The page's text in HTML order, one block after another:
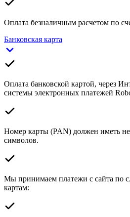
Оплата безналичным расчетом по
Банковская карта
Оплата банковской картой, через
системы электронных платежей
Номер карты (PAN) должен иметь
символов.
Мы принимаем платежи с сайта по
картам: